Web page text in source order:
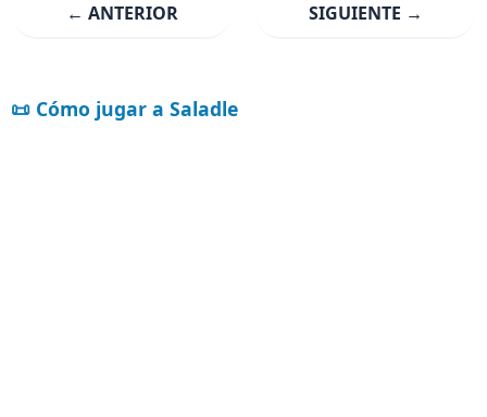
← ANTERIOR SIGUIENTE →
📜 Cómo jugar a Saladle